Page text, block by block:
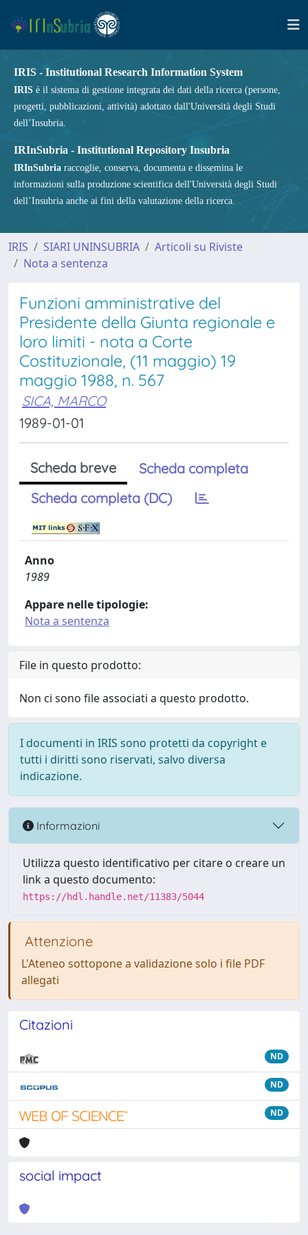
IRIS - Institutional Research Information System
IRIS è il sistema di gestione integrata dei dati della ricerca (persone,
progetti, pubblicazioni, attività) adottato dall'Università degli Studi
dell’Insubria.
IRInSubria - Institutional Repository Insubria
IRInSubria raccoglie, conserva, documenta e dissemina le
informazioni sulla produzione scientifica dell'Università degli Studi
dell’Insubria anche ai fini della valutazione della ricerca.
IRIS SIARI UNINSUBRIA
Articoli su Riviste
Nota a sentenza
Funzioni amministrative del
Presidente della Giunta regionale e
loro limiti - nota a Corte
Costituzionale, (11 maggio) 19
maggio 1988, n. 567
SICA, MARCO
1989-01-01
Scheda breve
Scheda completa
Scheda completa (DC)
Anno
1989
Appare nelle tipologie:
Nota a sentenza
File in questo prodotto:
Non ci sono file associati a questo prodotto.
I documenti in IRIS sono protetti da copyright e
tutti i diritti sono riservati, salvo diversa
indicazione.
Informazioni
Utilizza questo identificativo per citare o creare un
link a questo documento:
https://hdl.handle.net/11383/5044
Attenzione
L'Ateneo sottopone a validazione solo i file PDF
allegati
Citazioni
ND
ND
ND
social impact